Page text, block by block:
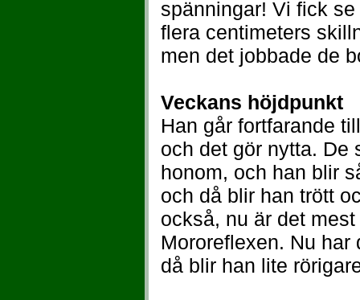
spänningar! Vi fick
flera centimeters
men det jobbade de
Veckans höjdpunkt
Han går fortfarande
och det gör nytta. De
honom, och han blir
och då blir han trött
också, nu är det
Mororeflexen. Nu
då blir han lite